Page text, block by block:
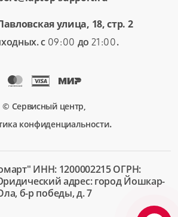
улица, 18, стр. 2
с 09:00 до 21:00.
© Сервисный центр,
конфиденциальности.
ИНН: 1200002215 ОГРН:
адрес: город Йошкар-
б-р победы, д. 7
+7 (495)